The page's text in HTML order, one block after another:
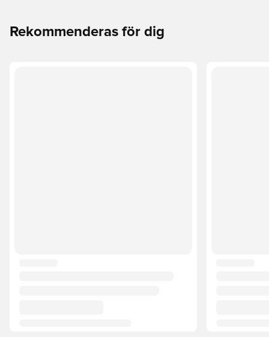
Rekommenderas för dig